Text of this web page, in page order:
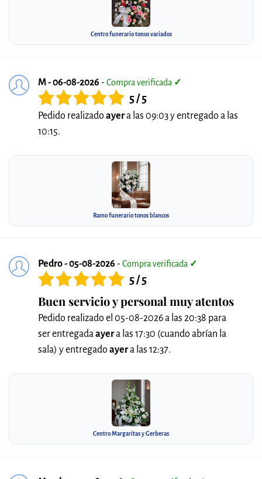
Centro funerario tonos variados
M - 06-08-2026 - Compra verificada ✓
5 / 5
Pedido realizado ayera las 09:03 y entregado a las
10:15.
Ramo funerario tonos blancos
Pedro - 05-08-2026 - Compra verificada ✓
5 / 5
Buen servicio y personal muy atentos
Pedido realizado el 05-08-2026 a las 20:38 para
ser entregada ayera las 17:30 (cuando abrían la
sala) y entregado ayera las 12:37.
Centro Margaritas y Gerberas